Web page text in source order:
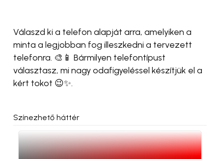
Válaszd ki a telefon alapját arra, amelyiken a
minta a legjobban fog illeszkedni a tervezett
telefonra. 🎨📱 Bármilyen telefontípust
választasz, mi nagy odafigyeléssel készítjük el a
kért tokot 😉✨.
Színezhető háttér